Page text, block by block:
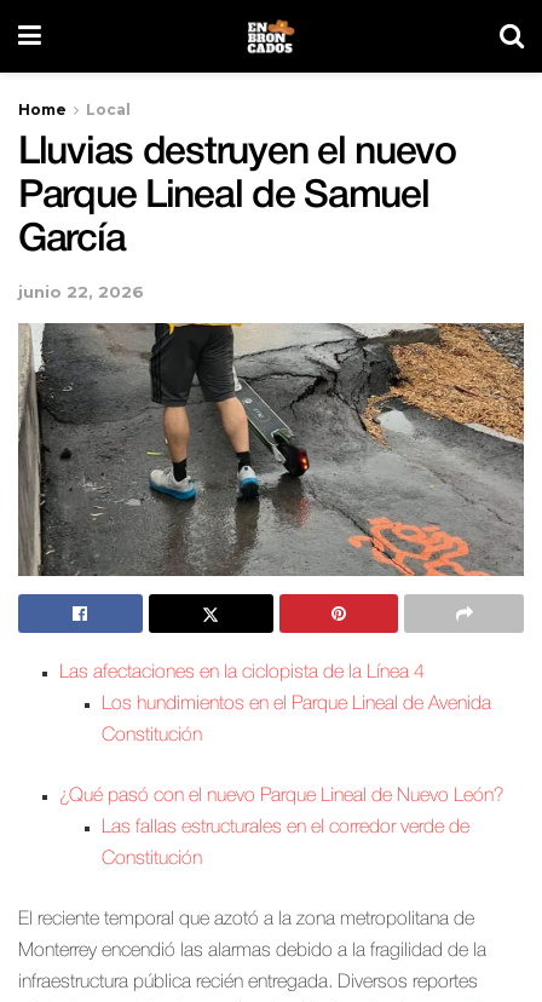
Home Local
Lluvias destruyen el nuevo
Parque Lineal de Samuel
García
junio 22, 2026
Las afectaciones en la ciclopista de la Línea 4
Los hundimientos en el Parque Lineal de Avenida
Constitución
¿Qué pasó con el nuevo Parque Lineal de Nuevo León?
Las fallas estructurales en el corredor verde de
Constitución
El reciente temporal que azotó a la zona metropolitana de
Monterrey encendió las alarmas debido a la fragilidad de la
infraestructura pública recién entregada. Diversos reportes